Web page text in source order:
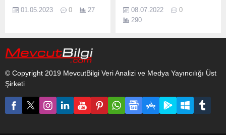
24 Nisan’da başlayan ve 6
gün süren yarışmalarda
01.05.2023 0 27
madalya üstüne madalya
aldı, Bursa’da gerçekleşen
turnuvadan 31 madalya ile
08.07.2022
0
290
© Copyright 2019 MevcutBilgi Veri Analizi ve Medya Yayıncılığı Üst
Şirketi